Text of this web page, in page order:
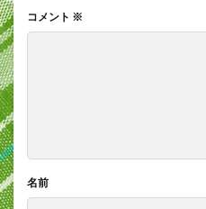
コメント ※
名前